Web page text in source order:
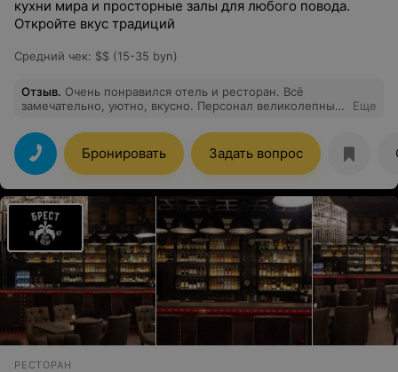
кухни мира и просторные залы для любого повода.
Откройте вкус традиций
Средний чек: $$ (15-35 byn)
Отзыв. Очень понравился отель и ресторан. Всё
замечательно, уютно, вкусно. Персонал великолепный!
Еще
Бронировать Задать вопрос
РЕСТОРАН